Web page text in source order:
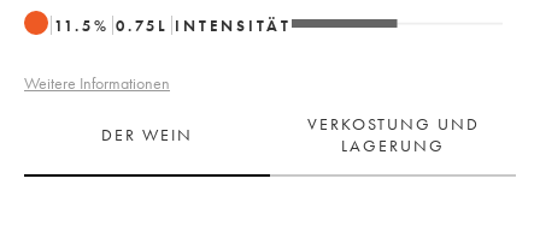
11.5% 0.75 L INTENSITÄT
Weitere Informationen
DER WEIN
VERKOSTUNG UND
LAGERUNG